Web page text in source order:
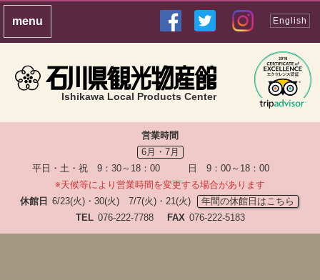
Ishikawa Local Products Center
English
営業時間
6月・7月
平日・土・祝 9：30～18：00 日 9：00～18：00
※天候等により営業時間を変更する場合があります
休館日 6/23(火)・30(火) 7/7(火)・21(火)
年間の休館日はこちら
TEL 076-222-7788 FAX 076-222-5183